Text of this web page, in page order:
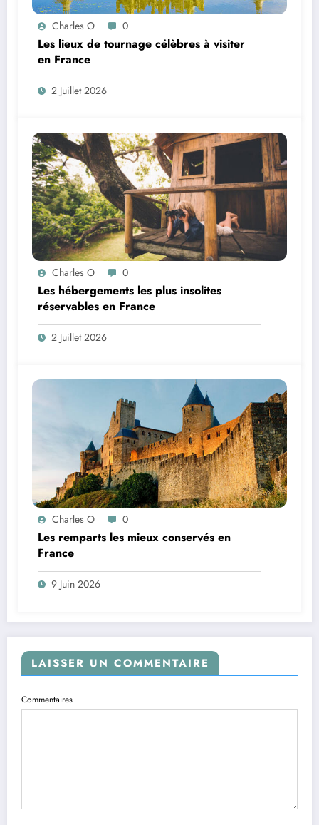
Charles O 0
Les lieux de tournage célèbres à visiter
en France
2 Juillet 2026
Charles O 0
Les hébergements les plus insolites
réservables en France
2 Juillet 2026
Charles O 0
Les remparts les mieux conservés en
France
9 Juin 2026
LAISSER UN COMMENTAIRE
Commentaires